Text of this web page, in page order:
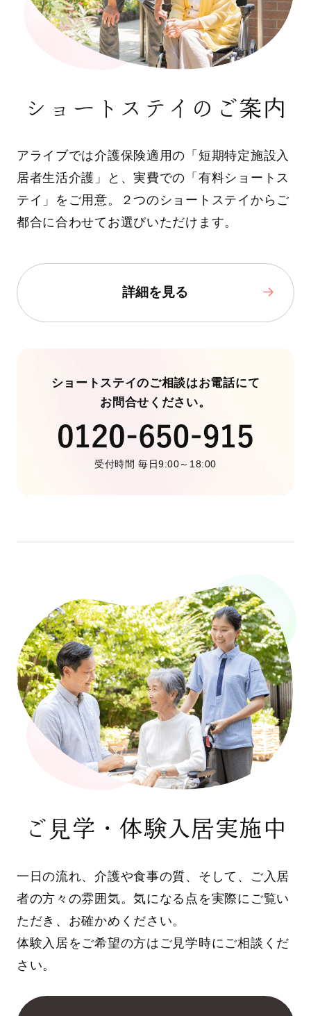
ショートステイのご案内
アライブでは介護保険適用の「短期特定施設入
居者生活介護」と、実費での「有料ショートス
テイ」をご用意。２つのショートステイからご
都合に合わせてお選びいただけます。
詳細を見る
ショートステイのご相談はお電話にて
お問合せください。
受付時間 毎日9:00～18:00
ご見学・体験入居実施中
一日の流れ、介護や食事の質、そして、ご入居
者の方々の雰囲気。気になる点を実際にご覧い
ただき、お確かめください。
体験入居をご希望の方はご見学時にご相談くだ
さい。